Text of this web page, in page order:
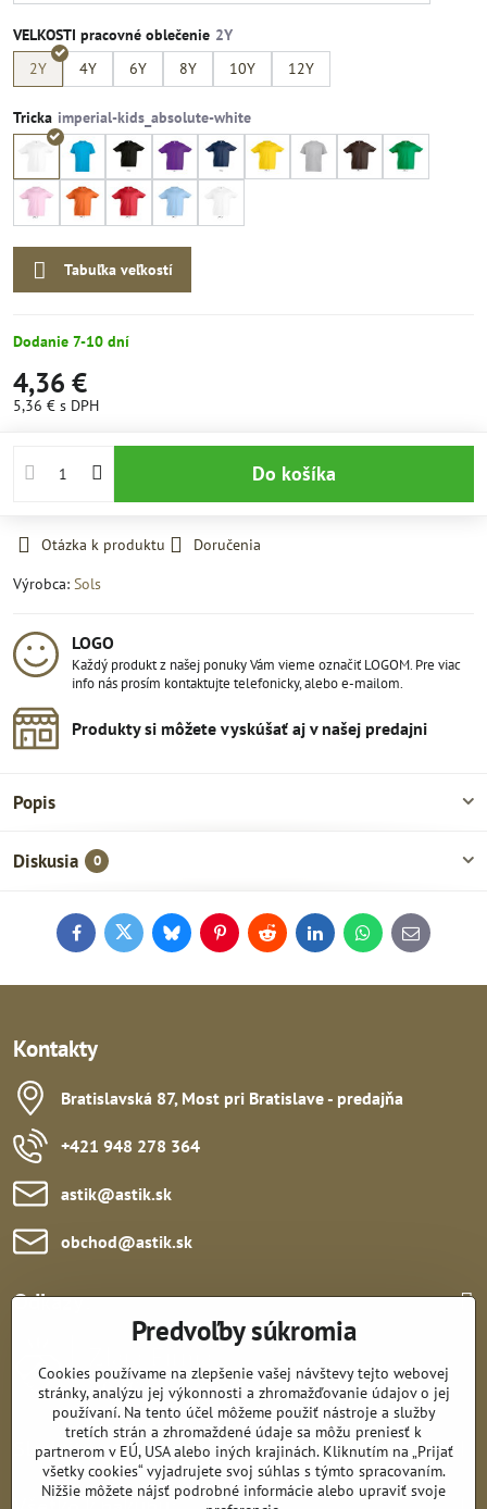
VELKOSTI pracovné oblečenie
2Y
4Y 6Y 8Y 10Y 12Y
Tricka
Tabuľka veľkostí
Dodanie 7-10 dní
4,36 €
5,36 € s DPH
Do košíka
Otázka k produktu
Doručenia
Výrobca: Sols
LOGO
Každý produkt z našej ponuky Vám vieme označiť LOGOM. Pre viac
info nás prosím kontaktujte telefonicky, alebo e-mailom.
Produkty si môžete vyskúšať aj v našej predajni
Popis
Diskusia 0
FacebookTwitterBlueskyPinterestReddit LinkedInWhatsApp
E-
mail
Kontakty
Bratislavská 87, Most pri Bratislave - predajňa
+421 948 278 364
astik​@astik​.sk
obchod​@astik​.sk
Odkazy:
Sledujte nás:
Predvoľby súkromia
Cookies používame na zlepšenie vašej návštevy tejto webovej
stránky, analýzu jej výkonnosti a zhromažďovanie údajov o jej
používaní. Na tento účel môžeme použiť nástroje a služby
tretích strán a zhromaždené údaje sa môžu preniesť k
partnerom v EÚ, USA alebo iných krajinách. Kliknutím na „Prijať
všetky cookies“ vyjadrujete svoj súhlas s týmto spracovaním.
Nižšie môžete nájsť podrobné informácie alebo upraviť svoje